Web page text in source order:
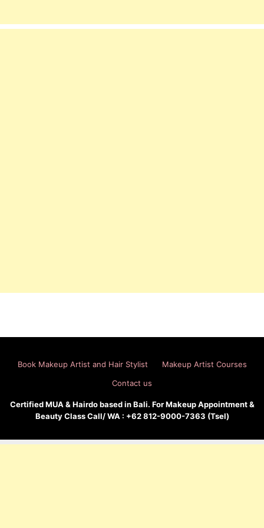
Book Makeup Artist and Hair Stylist
Makeup Artist Courses
Contact us
Certified MUA & Hairdo based in Bali. For Makeup Appointment &
Beauty Class Call/ WA : +62 812-9000-7363 (Tsel)